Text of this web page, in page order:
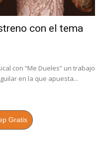
con el tema
con “Me Dueles” un trabajo
en la que apuesta...
Gratis